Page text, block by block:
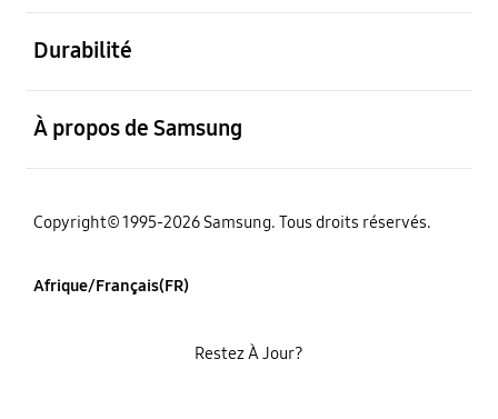
Durabilité
À propos de Samsung
Copyright© 1995-2026 Samsung. Tous droits réservés.
Afrique/Français(FR)
Restez À Jour?